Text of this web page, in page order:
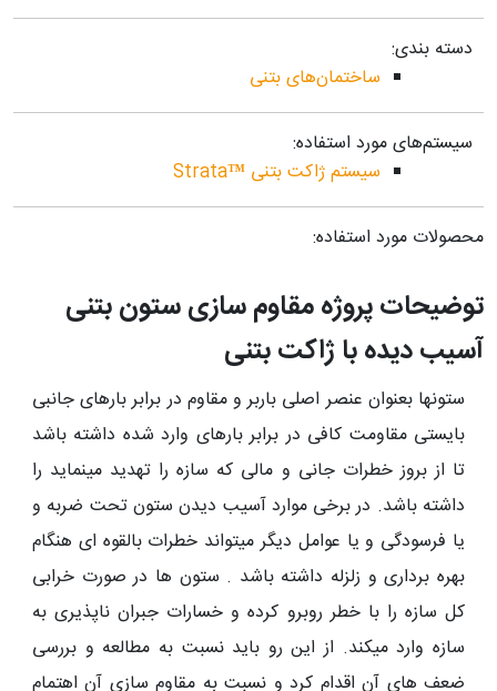
دسته بندی:
ساختمان‌های بتنی
سیستم‌های مورد استفاده:
سیستم ژاکت بتنی ™Strata
محصولات مورد استفاده:
توضیحات پروژه مقاوم سازی ستون بتنی
آسیب دیده با ژاکت بتنی
ستونها بعنوان عنصر اصلی باربر و مقاوم در برابر بارهای جانبی
بایستی مقاومت کافی در برابر بارهای وارد شده داشته باشد
تا از بروز خطرات جانی و مالی که سازه را تهدید می­نماید را
داشته باشد. در برخی موارد آسیب دیدن ستون تحت ضربه و
یا فرسودگی و یا عوامل دیگر میتواند خطرات بالقوه ای هنگام
بهره برداری و زلزله داشته باشد . ستون ها در صورت خرابی
کل سازه را با خطر روبرو کرده و خسارات جبران ناپذیری به
سازه وارد می­کند. از این رو باید نسبت به مطالعه و بررسی
ضعف های آن اقدام کرد و نسبت به مقاوم سازی آن اهتمام